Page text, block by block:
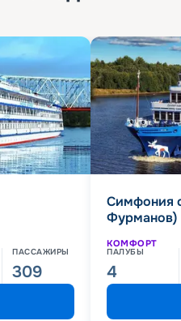
ПАССАЖИРЫ
309
Симфония
Фурманов)
КОМФОРТ
ПАЛУБЫ
4